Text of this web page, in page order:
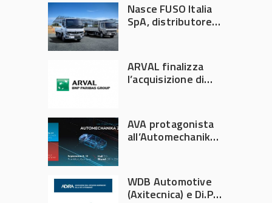
Nasce FUSO Italia
SpA, distributore
ARVAL finalizza
l’acquisizione di
AVA protagonista
all’Automechanika
WDB Automotive
(Axitecnica) e Di.Pa.